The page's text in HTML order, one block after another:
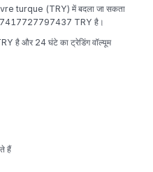
turque (TRY) में बदला जा सकता
TRY है।
है और 24 घंटे का ट्रेडिंग वॉल्यूम
हैं